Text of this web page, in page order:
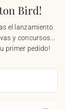
Bird!
el lanzamiento
y concursos...
primer pedido!